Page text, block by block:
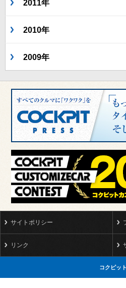
2011年
2010年
2009年
サイトポリシー
リンク
コクピッ